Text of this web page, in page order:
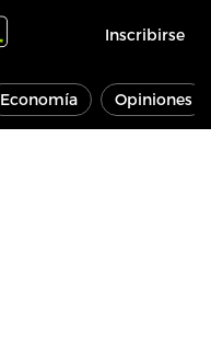
Inscribirse
Economía Opiniones